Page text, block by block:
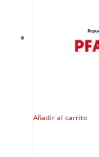
Añadir al carrito